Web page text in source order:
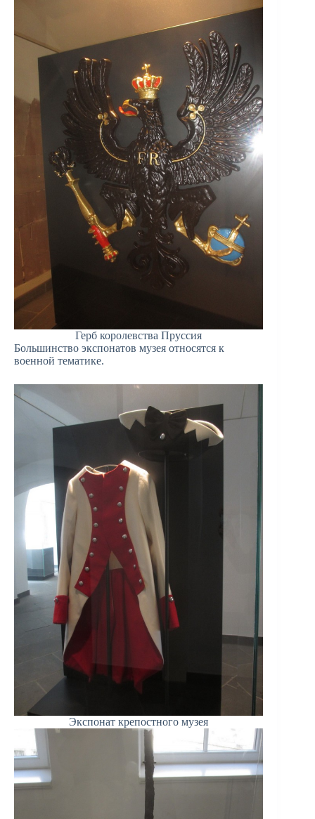
Герб королевства Пруссия
Большинство экспонатов музея относятся к
военной тематике.
Экспонат крепостного музея